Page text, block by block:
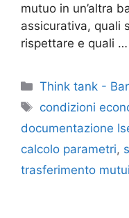
mutuo in un’altra
assicurativa, quali
rispettare e quali …
Categorie
Think tank -
Tag
condizioni
documentazione
calcolo parametri,
trasferimento mutui